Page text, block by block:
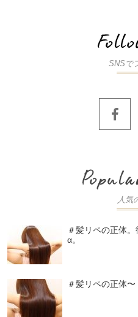
SNSで
人気
＃髪リペの正体
α。
＃髪リペの正体